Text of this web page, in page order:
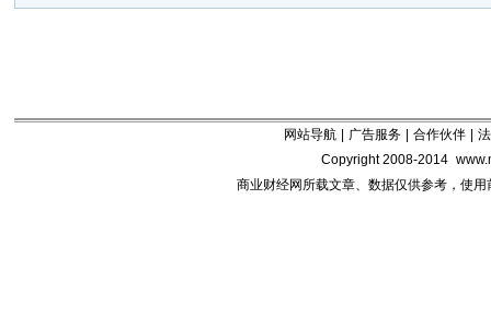
网站导航 广告服务 合作伙伴
Copyright 2008-2014
商业财经网所载文章、数据仅供参考，使